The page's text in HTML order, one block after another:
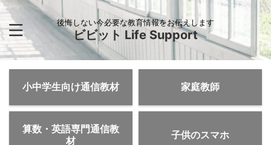
後悔しない今必要な教育情報をお伝えします
ビビット Life Support
小中学生向け通信教材 家庭教師
算数・英語専門通信教
材
子供のスマホ